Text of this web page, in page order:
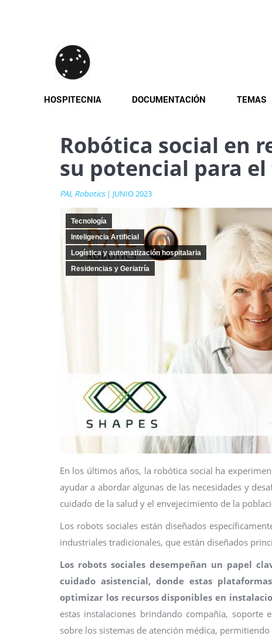
HOSPITECNIA DOCUMENTACIÓN TEMAS
Robótica social en
su potencial para
PAL Robotics| JUNIO 2023
Tecnología
Inteligencia Artificial
Logística y automatización hospitalaria
Residencias y Geriatría
En los últimos años, la robótica social ha
ayudar a abordar algunas de las necesidades y
cuidado de la salud y el envejecimiento de la
Los robots sociales están diseñados
industriales tradicionales, que están diseñados
Los robots sociales desempeñan un papel
cuidado asistencial, donde estas
optimizar los recursos disponibles en
estas instalaciones brindando compañía,
sobre los sistemas de atención médica,